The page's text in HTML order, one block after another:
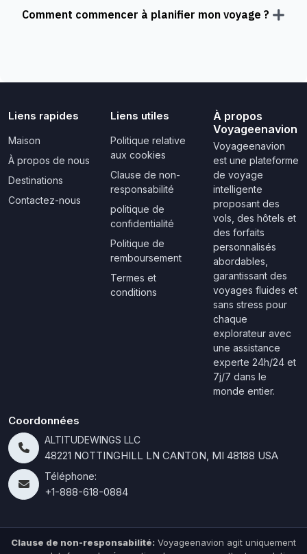
Comment commencer à planifier mon voyage ?
Liens rapides
Maison
À propos de nous
Destinations
Contactez-nous
Liens utiles
Politique relative
aux cookies
Clause de non-
responsabilité
politique de
confidentialité
Politique de
remboursement
Termes et
conditions
À propos
Voyageenavion
Voyageenavion
est une plateforme
de voyage
intelligente
proposant des
vols, des hôtels et
des forfaits
personnalisés
abordables,
garantissant des
voyages fluides et
sans stress pour
chaque
explorateur avec
une assistance
experte 24h/24 et
7j/7 dans le
monde entier.
Coordonnées
ALTITUDEWINGS LLC
48221 NOTTINGHILL LN CANTON, MI 48188 USA
Téléphone:
+1-888-618-0884
Clause de non-responsabilité: Voyageenavion agit uniquement